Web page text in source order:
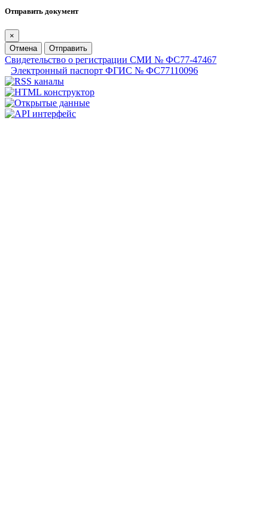
Отправить документ
×
Отмена
Отправить
Свидетельство о регистрации СМИ № ФС77-47467
Электронный паспорт ФГИС № ФС77110096